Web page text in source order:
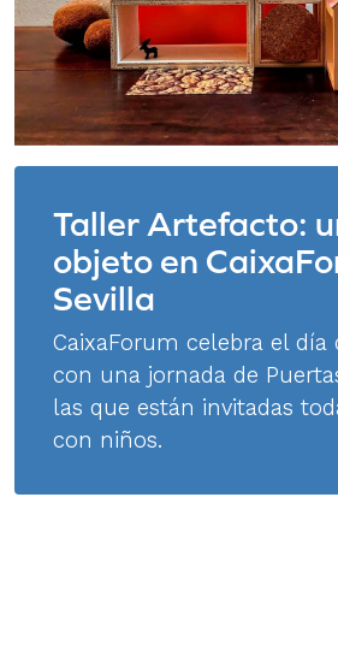
Taller Artefacto:
objeto en
Sevilla
CaixaForum celebra el día
con una jornada de
las que están invitadas
con niños.